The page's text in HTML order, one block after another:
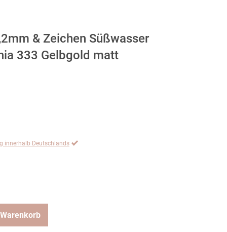
& Zeichen Süßwasser
333 Gelbgold matt
innerhalb Deutschlands